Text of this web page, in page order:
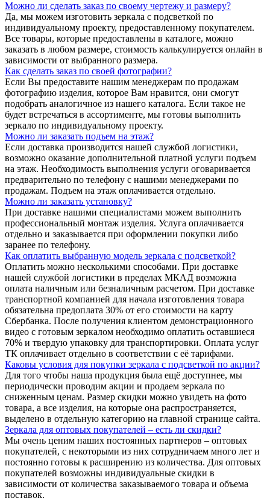
Можно ли сделать заказ по своему чертежу и размеру?
Да, мы можем изготовить зеркала с подсветкой по
индивидуальному проекту, предоставленному покупателем.
Все товары, которые предоставлены в каталоге, можно
заказать в любом размере, стоимость калькулируется онлайн в
зависимости от выбранного размера.
Как сделать заказ по своей фотографии?
Если Вы предоставите нашим менеджерам по продажам
фотографию изделия, которое Вам нравится, они смогут
подобрать аналогичное из нашего каталога. Если такое не
будет встречаться в ассортименте, мы готовы выполнить
зеркало по индивидуальному проекту.
Можно ли заказать подъем на этаж?
Если доставка производится нашей службой логистики,
возможно оказание дополнительной платной услуги подъем
на этаж. Необходимость выполнения услуги оговаривается
предварительно по телефону с нашими менеджерами по
продажам. Подъем на этаж оплачивается отдельно.
Можно ли заказать установку?
При доставке нашими специалистами можем выполнить
профессиональный монтаж изделия. Услуга оплачивается
отдельно и заказывается при оформлении покупки либо
заранее по телефону.
Как оплатить выбранную модель зеркала с подсветкой?
Оплатить можно несколькими способами. При доставке
нашей службой логистики в пределах МКАД возможна
оплата наличным или безналичным расчетом. При доставке
транспортной компанией для начала изготовления товара
обязательна предоплата 30% от его стоимости на карту
Сбербанка. После получения клиентом демонстрационного
видео с готовым зеркалом необходимо оплатить оставшиеся
70% и твердую упаковку для транспортировки. Оплата услуг
ТК оплачивает отдельно в соответствии с её тарифами.
Каковы условия для покупки зеркала с подсветкой по акции?
Для того чтобы наша продукция была ещё доступнее, мы
периодически проводим акции и продаем зеркала по
сниженным ценам. Размер скидки можно увидеть на фото
товара, а все изделия, на которые она распространяется,
выделено в отдельную категорию на главной странице сайта.
Зеркала для оптовых покупателей – есть ли скидки?
Мы очень ценим наших постоянных партнеров – оптовых
покупателей, с некоторыми из них сотрудничаем много лет и
постоянно готовы к расширению из количества. Для оптовых
покупателей возможны индивидуальные скидки в
зависимости от количества заказываемого товара и объема
поставок.